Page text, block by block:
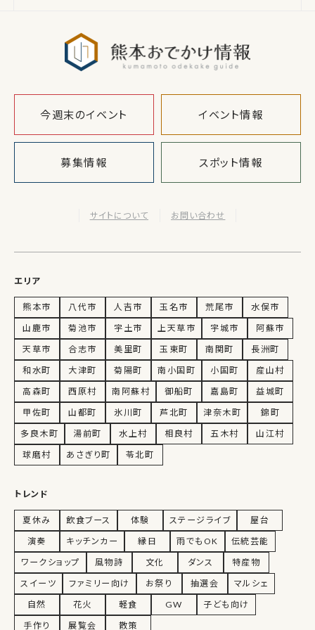
今週末のイベント イベント情報
募集情報 スポット情報
サイトについて お問い合わせ
エリア
熊本市 八代市 人吉市 玉名市 荒尾市
水俣市
山鹿市
菊池市 宇土市 上天草市 宇城市
阿蘇市
天草市
合志市 美里町 玉東町 南関町
長洲町
和水町
大津町 菊陽町 南小国町 小国町
産山村
高森町
西原村 南阿蘇村 御船町 嘉島町
益城町
甲佐町
山都町 氷川町 芦北町 津奈木町
錦町
多良木町
湯前町 水上村 相良村 五木村
山江村
球磨村
あさぎり町 苓北町
トレンド
夏休み 飲食ブース 体験 ステージライブ
屋台
演奏
キッチンカー 縁日 雨でもOK
伝統芸能
ワークショップ
風物詩 文化 ダンス
特産物
スイーツ
ファミリー向け お祭り 抽選会
マルシェ
自然
花火 軽食 GW
子ども向け
手作り
展覧会 散策